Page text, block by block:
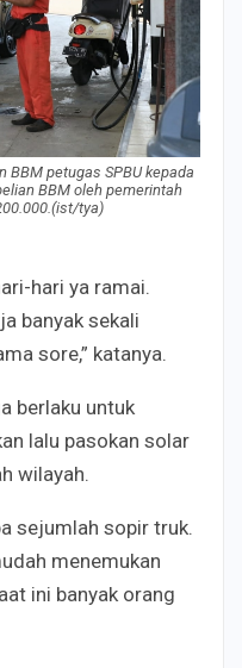
petugas SPBU kepada
BBM oleh pemerintah
tya)
hari ya ramai.
banyak sekali
sore,” katanya.
berlaku untuk
lalu pasokan solar
wilayah.
sejumlah sopir truk.
menemukan
ini banyak orang